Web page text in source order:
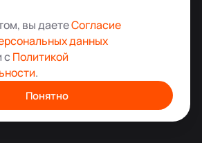
хранения вещей в Москве
2026. Все права защищены
вы даетеСогласие
данных
с Политикой
.
Понятно